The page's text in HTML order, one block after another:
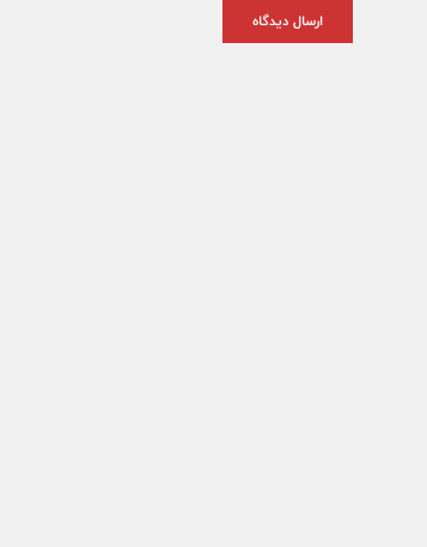
ارسال دیدگاه